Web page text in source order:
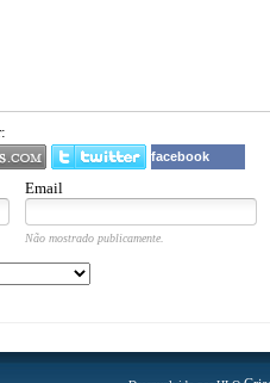
facebook
Email
Não mostrado publicamente.